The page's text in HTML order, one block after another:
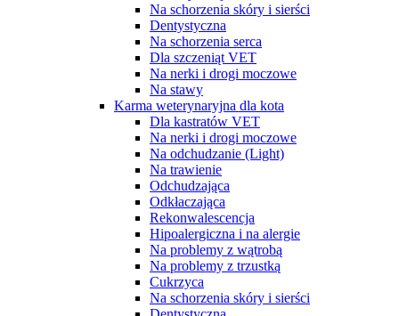
Na schorzenia skóry i sierści
Dentystyczna
Na schorzenia serca
Dla szczeniąt VET
Na nerki i drogi moczowe
Na stawy
Karma weterynaryjna dla kota
Dla kastratów VET
Na nerki i drogi moczowe
Na odchudzanie (Light)
Na trawienie
Odchudzająca
Odkłaczająca
Rekonwalescencja
Hipoalergiczna i na alergie
Na problemy z wątrobą
Na problemy z trzustką
Cukrzyca
Na schorzenia skóry i sierści